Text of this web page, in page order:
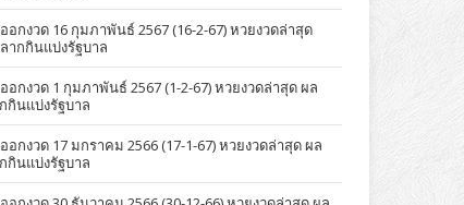
อกงวด 16 กุมภาพันธ์ 2567 (16-2-67) หวยงวดล่าสุด
ากกินแบ่งรัฐบาล
อกงวด 1 กุมภาพันธ์ 2567 (1-2-67) หวยงวดล่าสุด ผล
กินแบ่งรัฐบาล
อกงวด 17 มกราคม 2566 (17-1-67) หวยงวดล่าสุด ผล
กินแบ่งรัฐบาล